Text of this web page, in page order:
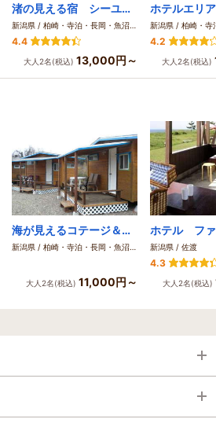
渚の見える宿 シーユース雷音
新潟県 / 柏崎・寺泊・長岡・魚沼（湯之谷）
4.4
大人2名(税込) 13,000円～
ホテルエリ
4.2
大人2名(税込)
海が見えるコテージ＆キャンプ
新潟県 / 柏崎・寺泊・長岡・魚沼（湯之谷）
大人2名(税込) 11,000円～
新潟県 / 佐渡
4.3
大人2名(税込)